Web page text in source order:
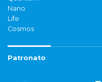
Nano
Life
Cosmos
Patronato